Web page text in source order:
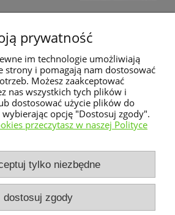
są wliczone w cenę produktu
i są doliczane na końcowym
Przed potwierdzeniem
informację o całkowitej kwocie
zamówienie zostało
zakupów
Moje konto
prywatność
im technologie umożliwiają
strony i pomagają nam dostosować
Możesz zaakceptować
nas wszystkich tych plików i
dostosować użycie plików do
opcję "Dostosuj zgody".
przeczytasz w naszej Polityce
tylko niezbędne
dostosuj zgody